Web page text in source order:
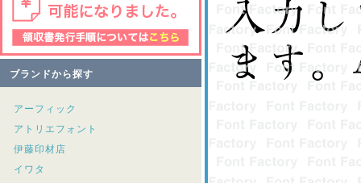
ブランドから探す
アーフィック
アトリエフォント
伊藤印材店
イワタ